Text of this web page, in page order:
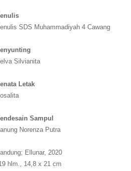
SDS Muhammadiyah 4 Cawang
Silvianita
Letak
Sampul
Norenza Putra
Ellunar, 2020
hlm., 14,8 x 21 cm